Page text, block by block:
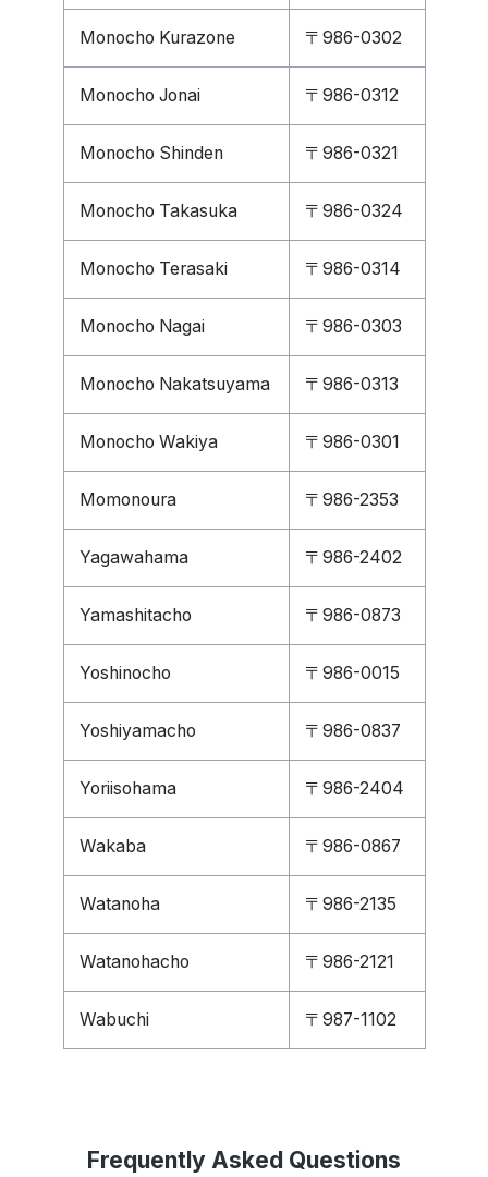
Monocho Kurazone 〒986-0302
Monocho Jonai 〒986-0312
Monocho Shinden 〒986-0321
Monocho Takasuka 〒986-0324
Monocho Terasaki 〒986-0314
Monocho Nagai 〒986-0303
Monocho Nakatsuyama 〒986-0313
Monocho Wakiya 〒986-0301
Momonoura 〒986-2353
Yagawahama 〒986-2402
Yamashitacho 〒986-0873
Yoshinocho 〒986-0015
Yoshiyamacho 〒986-0837
Yoriisohama 〒986-2404
Wakaba 〒986-0867
Watanoha 〒986-2135
Watanohacho 〒986-2121
Wabuchi 〒987-1102
Frequently Asked Questions